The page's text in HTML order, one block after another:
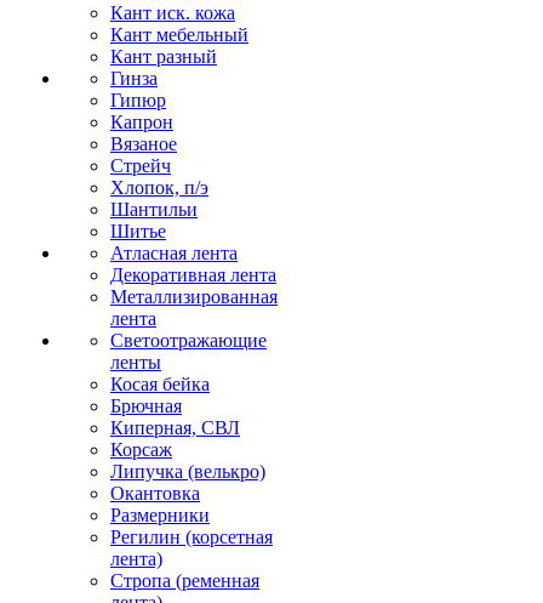
Кант иск. кожа
Кант мебельный
Кант разный
Гинза
Гипюр
Капрон
Вязаное
Стрейч
Хлопок, п/э
Шантильи
Шитье
Атласная лента
Декоративная лента
Металлизированная
лента
Светоотражающие
ленты
Косая бейка
Брючная
Киперная, СВЛ
Корсаж
Липучка (велькро)
Окантовка
Размерники
Регилин (корсетная
лента)
Стропа (ременная